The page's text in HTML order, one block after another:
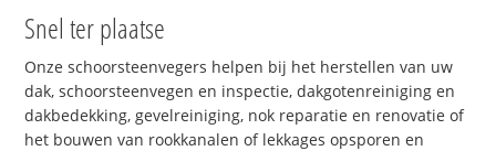
Snel ter plaatse
Onze schoorsteenvegers helpen bij het herstellen van uw
dak, schoorsteenvegen en inspectie, dakgotenreiniging en
dakbedekking, gevelreiniging, nok reparatie en renovatie of
het bouwen van rookkanalen of lekkages opsporen en